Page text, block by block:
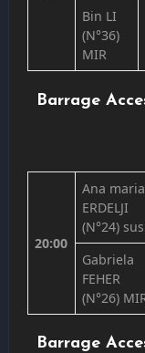
Bin LI
(N°36)
MIR
Barrage
20:00
Ana maria
ERDELJI
(N°24) sus
Gabriela
FEHER
(N°26)
Barrage